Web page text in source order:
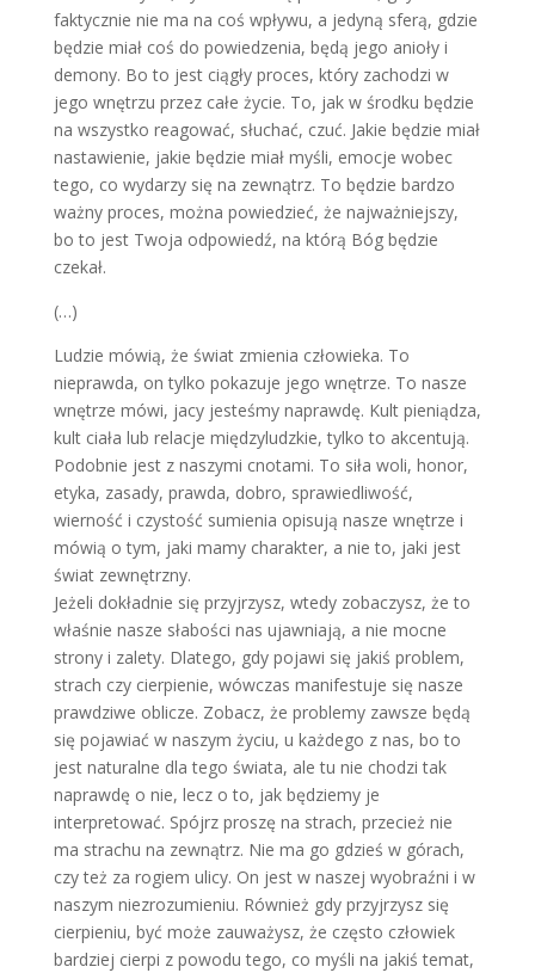
faktycznie nie ma na coś wpływu, a jedyną sferą, gdzie
będzie miał coś do powiedzenia, będą jego anioły i
demony. Bo to jest ciągły proces, który zachodzi w
jego wnętrzu przez całe życie. To, jak w środku będzie
na wszystko reagować, słuchać, czuć. Jakie będzie miał
nastawienie, jakie będzie miał myśli, emocje wobec
tego, co wydarzy się na zewnątrz. To będzie bardzo
ważny proces, można powiedzieć, że najważniejszy,
bo to jest Twoja odpowiedź, na którą Bóg będzie
czekał.
(…)
Ludzie mówią, że świat zmienia człowieka. To
nieprawda, on tylko pokazuje jego wnętrze. To nasze
wnętrze mówi, jacy jesteśmy naprawdę. Kult pieniądza,
kult ciała lub relacje międzyludzkie, tylko to akcentują.
Podobnie jest z naszymi cnotami. To siła woli, honor,
etyka, zasady, prawda, dobro, sprawiedliwość,
wierność i czystość sumienia opisują nasze wnętrze i
mówią o tym, jaki mamy charakter, a nie to, jaki jest
świat zewnętrzny.
Jeżeli dokładnie się przyjrzysz, wtedy zobaczysz, że to
właśnie nasze słabości nas ujawniają, a nie mocne
strony i zalety. Dlatego, gdy pojawi się jakiś problem,
strach czy cierpienie, wówczas manifestuje się nasze
prawdziwe oblicze. Zobacz, że problemy zawsze będą
się pojawiać w naszym życiu, u każdego z nas, bo to
jest naturalne dla tego świata, ale tu nie chodzi tak
naprawdę o nie, lecz o to, jak będziemy je
interpretować. Spójrz proszę na strach, przecież nie
ma strachu na zewnątrz. Nie ma go gdzieś w górach,
czy też za rogiem ulicy. On jest w naszej wyobraźni i w
naszym niezrozumieniu. Również gdy przyjrzysz się
cierpieniu, być może zauważysz, że często człowiek
bardziej cierpi z powodu tego, co myśli na jakiś temat,